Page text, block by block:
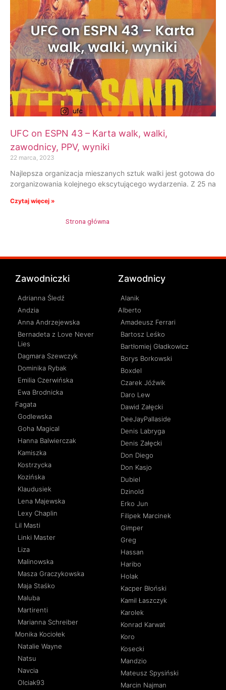
UFC on ESPN 43 – Karta walk, walki,
zawodnicy, PPV, wyniki
22 marca, 2023
Najlepsza organizacja mieszanych sztuk walki jest gotowa do
zorganizowania kolejnego ekscytującego wydarzenia. Z 25 na
Czytaj więcej »
Strona główna
Zawodniczki
Adrianna Śledź
Andzia
Anna Andrzejewska
Bernadeta z Love Never
Lies
Dagmara Szewczyk
Dominika Rybak
Emilia Czerwińska
Ewa Brodnicka
Fagata
Godlewska
Goha Magical
Hanna Balwierczak
Kamiszka
Kostrzycka
Kozińska
Klaudusiek
Lena Majewska
Lexy Chaplin
Lil Masti
Linki Master
Liza
Malinowska
Masza Graczykowska
Maja Staśko
Maluba
Martirenti
Marianna Schreiber
Monika Kociołek
Natalie Wayne
Natsu
Navcia
Olciak93
Zawodnicy
Alanik
Alberto
Amadeusz Ferrari
Bartosz Leśko
Bartłomiej Gładkowicz
Borys Borkowski
Boxdel
Czarek Jóźwik
Daro Lew
Dawid Załęcki
DeeJayPallaside
Denis Labryga
Denis Załęcki
Don Diego
Don Kasjo
Dubiel
Dzinold
Erko Jun
Filipek Marcinek
Gimper
Greg
Hassan
Haribo
Holak
Kacper Błoński
Kamil Łaszczyk
Karolek
Konrad Karwat
Koro
Kosecki
Mandzio
Mateusz Spysiński
Marcin Najman